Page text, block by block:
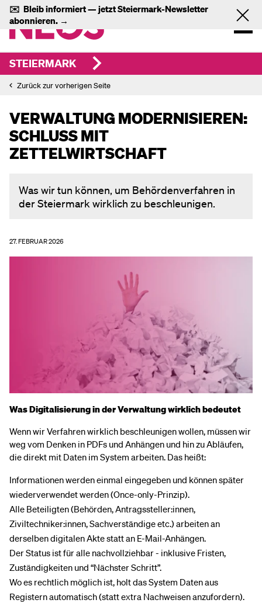
✉️ Bleib informiert — jetztSteiermark-Newsletter
abonnieren. →
STEIERMARK
Zurück zur vorherigen Seite
VERWALTUNG MODERNISIEREN:
SCHLUSS MIT
ZETTELWIRTSCHAFT
Was wir tun können, um Behördenverfahren in
der Steiermark wirklich zu beschleunigen.
27. FEBRUAR 2026
Was Digitalisierung in der Verwaltung wirklich bedeutet
Wenn wir Verfahren wirklich beschleunigen wollen, müssen wir
weg vom Denken in PDFs und Anhängen und hin zu Abläufen,
die direkt mit Daten im System arbeiten. Das heißt:
Informationen werden einmal eingegeben und können später
wiederverwendet werden (Once-only-Prinzip).
Alle Beteiligten (Behörden, Antragssteller:innen,
Ziviltechniker:innen, Sachverständige etc.) arbeiten an
derselben digitalen Akte statt an E-Mail-Anhängen.
Der Status ist für alle nachvollziehbar - inklusive Fristen,
Zuständigkeiten und “Nächster Schritt”.
Wo es rechtlich möglich ist, holt das System Daten aus
Registern automatisch (statt extra Nachweisen anzufordern).